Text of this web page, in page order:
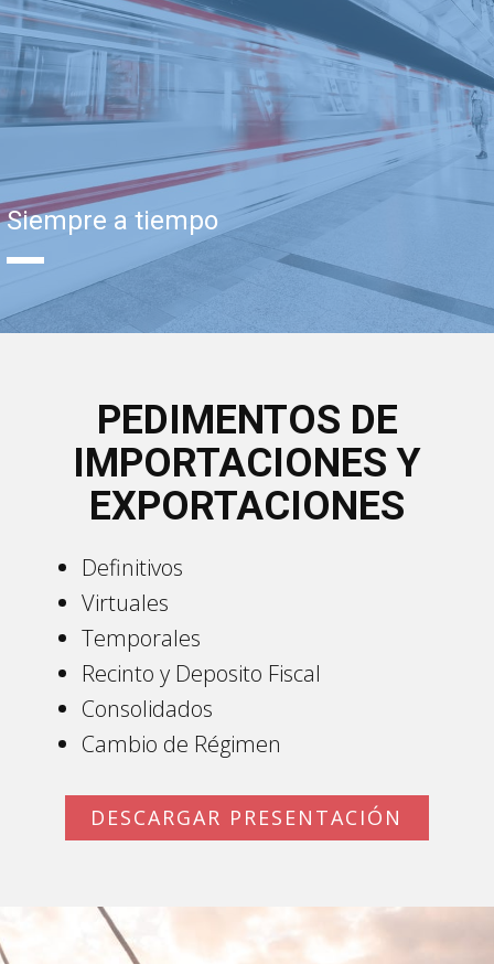
Siempre a tiempo
PEDIMENTOS DE
IMPORTACIONES Y
EXPORTACIONES
Definitivos
Virtuales
Temporales
Recinto y Deposito Fiscal
Consolidados
Cambio de Régimen
DESCARGAR PRESENTACIÓN